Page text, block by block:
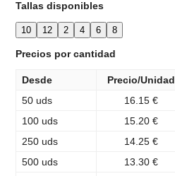
Tallas disponibles
10 12 2 4 6 8
Precios por cantidad
Desde Precio/Unidad
50 uds
16.15 €
100 uds
15.20 €
250 uds
14.25 €
500 uds
13.30 €